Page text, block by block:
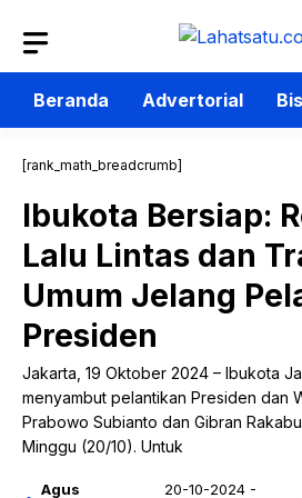
isi
Beranda
Advertorial
[rank_math_breadcrumb]
Ibukota Bersiap:
Lalu Lintas dan
Umum Jelang
Presiden
Jakarta, 19 Oktober 2024 – Ibukota
menyambut pelantikan Presiden dan
Prabowo Subianto dan Gibran
Minggu (20/10). Untuk
Agus
20-10-2024 -